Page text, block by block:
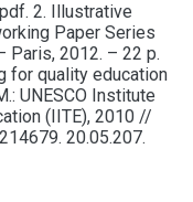
2. Illustrative
Paper Series
Paris, 2012. – 22 p.
for quality education
UNESCO Institute
(IITE), 2010 //
20.05.207.